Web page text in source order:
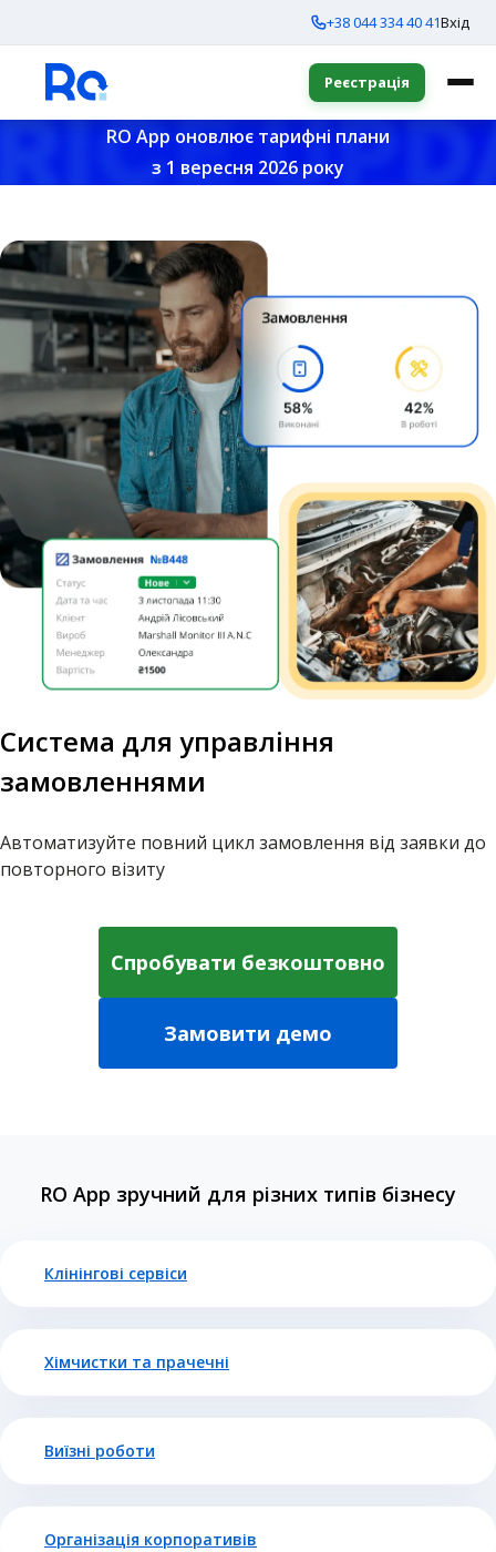
+38 044 334 40 41Вхід
Реєстрація
RO App оновлює тарифні плани
з 1 вересня 2026 року
Система для управління
замовленнями
Автоматизуйте повний цикл замовлення від заявки до
повторного візиту
Спробувати безкоштовно
Замовити демо
RO App зручний для різних типів бізнесу
Клінінгові сервіси
Хімчистки та прачечні
Виїзні роботи
Організація корпоративів